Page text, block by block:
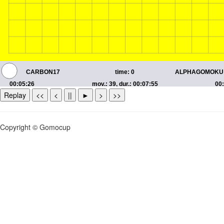
Replay << < || ► > >>
Copyright © Gomocup